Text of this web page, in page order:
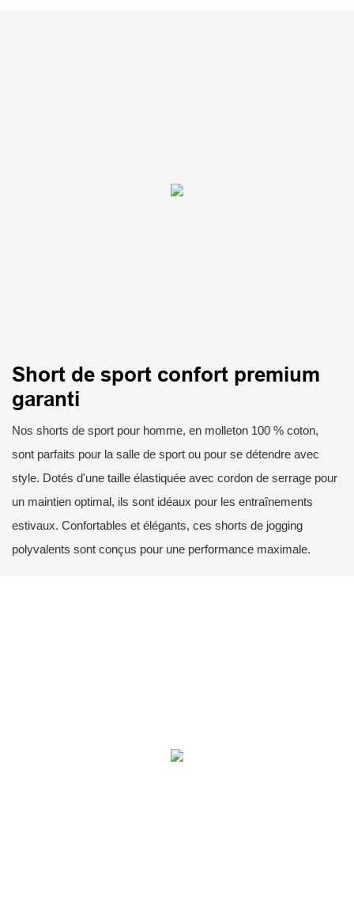
Short de sport confort premium
garanti
Nos shorts de sport pour homme, en molleton 100 % coton,
sont parfaits pour la salle de sport ou pour se détendre avec
style. Dotés d'une taille élastiquée avec cordon de serrage pour
un maintien optimal, ils sont idéaux pour les entraînements
estivaux. Confortables et élégants, ces shorts de jogging
polyvalents sont conçus pour une performance maximale.